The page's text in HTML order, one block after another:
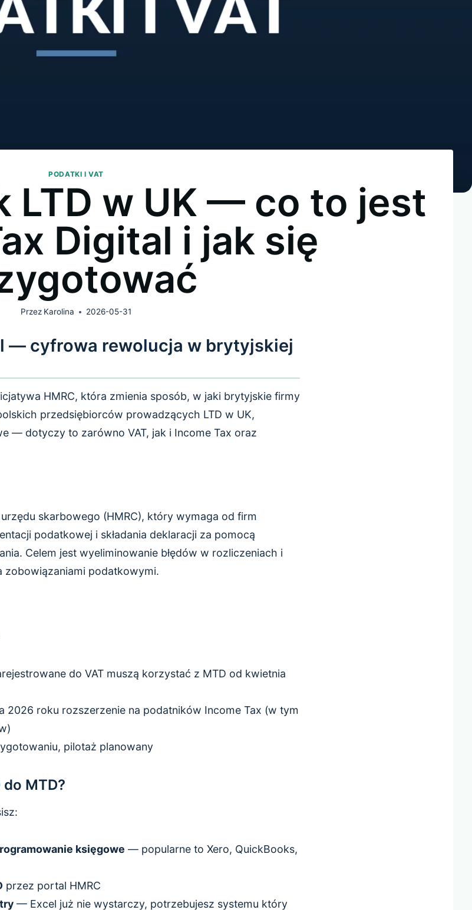
PODATKI I VAT
LTD w UK — co to jest
Digital i jak się
Przez Karolina 2026-05-31
— cyfrowa rewolucja w brytyjskiej
HMRC, która zmienia sposób, w jaki brytyjskie firmy
przedsiębiorców prowadzących LTD w UK,
— dotyczy to zarówno VAT, jak i Income Tax oraz
skarbowego (HMRC), który wymaga od firm
podatkowej i składania deklaracji za pomocą
Celem jest wyeliminowanie błędów w rozliczeniach i
zobowiązaniami podatkowymi.
do VAT muszą korzystać z MTD od kwietnia
roku rozszerzenie na podatników Income Tax (w tym
pilotaż planowany
MTD?
księgowe — popularne to Xero, QuickBooks,
przez portal HMRC
— Excel już nie wystarczy, potrzebujesz systemu który